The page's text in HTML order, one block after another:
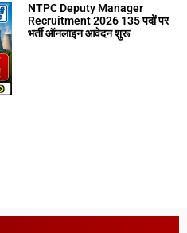
NTPC Deputy Manager
Recruitment 2026 135 पदों पर
भर्ती ऑनलाइन आवेदन शुरू